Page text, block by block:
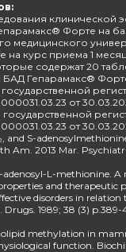
клинической
Форте на
медицинского
на курс приема 1
содержат 20
Гепарамакс®
государственной
от
государственной
от
and S-
Am. 2013 Mar.
adenosyl-L-methionine. A
and therapeutic
disorders in relation
1989; 38 (3) p.389-
methylation in
function.